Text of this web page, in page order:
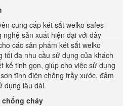
cung cấp két sắt welko safes
sản xuất hiện đại với dây
các sản phẩm két sắt welko
đa nhu cầu sử dụng của khách
kế tinh gọn, giúp cho việc sử dụng
tĩnh điện chống trầy xước. đảm
dụng lâu dài.
chống cháy